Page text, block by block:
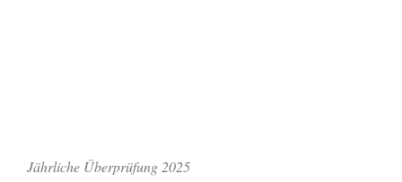
Jährliche Überprüfung 2025